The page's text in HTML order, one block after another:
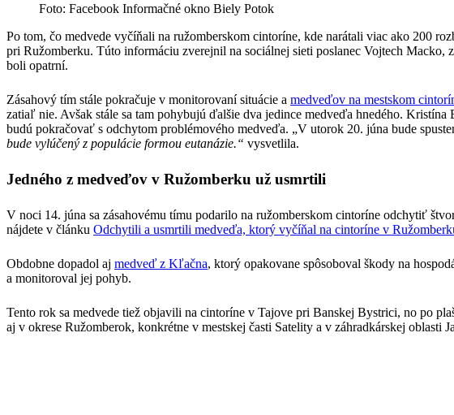
Foto: Facebook Informačné okno Biely Potok
Po tom, čo medvede vyčíňali na ružomberskom cintoríne, kde narátali viac ako 200
pri Ružomberku. Túto informáciu zverejnil na sociálnej sieti poslanec Vojtech
boli opatrní.
Zásahový tím stále pokračuje v monitorovaní situácie a medveďov na mestskom
zatiaľ nie. Avšak stále sa tam pohybujú ďalšie dva jedince medveďa hnedého.
budú pokračovať s odchytom problémového medveďa. „V utorok 20. júna bude
bude vylúčený z populácie formou eutanázie.“ vysvetlila.
Jedného z medveďov v Ružomberku už usmrtili
V noci 14. júna sa zásahovému tímu podarilo na ružomberskom cintoríne odchytiť
nájdete v článku Odchytili a usmrtili medveďa, ktorý vyčíňal na cintoríne v
Obdobne dopadol aj medveď z Kľačna, ktorý opakovane spôsoboval škody na
a monitoroval jej pohyb.
Tento rok sa medvede tiež objavili na cintoríne v Tajove pri Banskej Bystrici, no po
aj v okrese Ružomberok, konkrétne v mestskej časti Satelity a v záhradkárskej oblasti